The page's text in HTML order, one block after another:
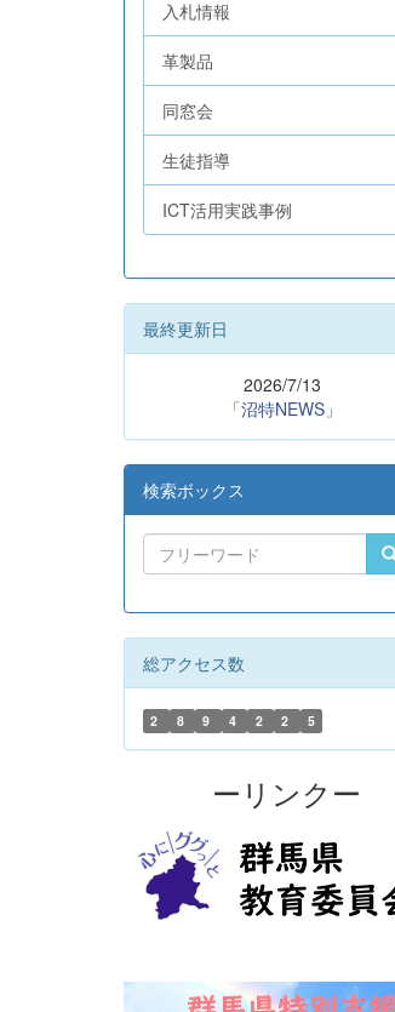
入札情報
革製品
同窓会
生徒指導
ICT活用実践事例
最終更新日
2026/7/13
「沼特NEWS」
検索ボックス
総アクセス数
2 8 9 4 2 2 5
ーリンクー